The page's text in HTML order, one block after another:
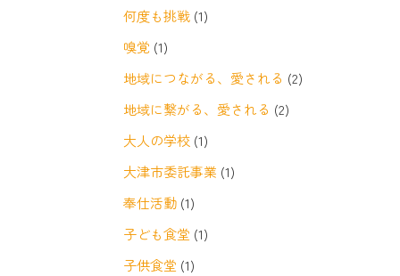
何度も挑戦 (1)
嗅覚 (1)
地域につながる、愛される (2)
地域に繋がる、愛される (2)
大人の学校 (1)
大津市委託事業 (1)
奉仕活動 (1)
子ども食堂 (1)
子供食堂 (1)